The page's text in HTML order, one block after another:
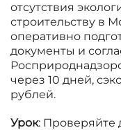
отсутствия
строительству в
оперативно
документы и
через 10 дней,
рублей.
Урок: Проверяйте